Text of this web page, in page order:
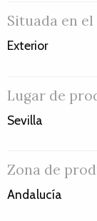
Situada en el
Exterior
Lugar de
Sevilla
Zona de
Andalucía